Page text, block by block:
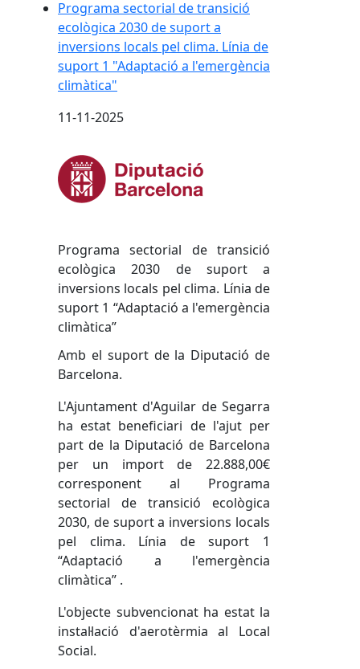
Programa sectorial de transició
ecològica 2030 de suport a
inversions locals pel clima. Línia de
suport 1 "Adaptació a l'emergència
climàtica"
11-11-2025
Programa sectorial de transició
ecològica 2030 de suport a
inversions locals pel clima. Línia de
suport 1 “Adaptació a l'emergència
climàtica”
Amb el suport de la Diputació de
Barcelona.
L'Ajuntament d'Aguilar de Segarra
ha estat beneficiari de l'ajut per
part de la Diputació de Barcelona
per un import de 22.888,00€
corresponent al Programa
sectorial de transició ecològica
2030, de suport a inversions locals
pel clima. Línia de suport 1
“Adaptació a l'emergència
climàtica” .
L'objecte subvencionat ha estat la
instal·lació d'aerotèrmia al Local
Social.